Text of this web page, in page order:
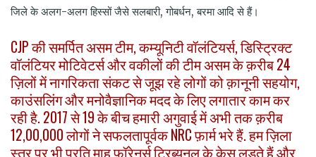
जिले के अलग-अलग हिस्सों जैसे सलबारी, गोबर्धन, बरमा आदि से हैं।
CJP की समर्पित असम टीम, कम्यूनिटी वॉलंटियर्स, डिस्ट्रिक्ट
वॉलंटियर मोटिवेटर्स और वकीलों की टीम असम के क़रीब 24
ज़िलों में नागरिकता संकट से जूझ रहे लोगों को क़ानूनी सहयोग,
काउंसलिंग और मनोवैज्ञानिक मदद के लिए लगातार काम कर
रही है. 2017 से 19 के बीच हमारी अगुवाई में अभी तक क़रीब
12,00,000 लोगों ने सफलतापूर्वक NRC फ़ार्म भरे हैं. हम ज़िला
स्तर पर भी प्रति माह फॉरेनर्स ट्रिब्यूनल के केस लड़ते हैं और